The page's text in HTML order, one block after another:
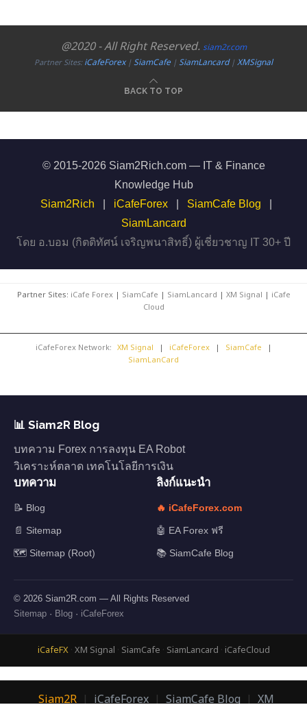
@2020 - All Right Reserved. siam2r.com
Partner Sites:iCafeForex|SiamCafe|SiamLancard|XMSignal
BACK TO TOP
© 2015-2026 Siam2Rich.com — IT & Finance
Knowledge Hub
Siam2Rich
iCafeForex SiamCafe Blog
SiamLancard
โดย อ.บอม (กิตติทัศน์ เจริญพนาสิทธิ์) ผู้เชี่ยวชาญ IT 30+ ปี
Partner Sites: iCafe Forex| SiamCafe | SiamLancard | XM Signal | iCafe
Cloud
iCafeForex Network: XM Signal | iCafeForex | SiamCafe
|
SiamLanCard
📊 Siam2R Blog
บทความ Forex การลงทุน EA Robot
วิเคราะห์ตลาด เทคโนโลยีการเงิน
บทความ
📝 Blog
📄 Sitemap
🗺️ Sitemap (Root)
ลิงก์แนะนำ
🔥 iCafeForex.com
🤖 EA Forex ฟรี
📚 SiamCafe Blog
© 2026 Siam2R.com — All Rights Reserved
Sitemap · Blog · iCafeForex
iCafeFX· XM Signal · SiamCafe · SiamLancard · iCafeCloud
Siam2R | iCafeForex | SiamCafe Blog | XM